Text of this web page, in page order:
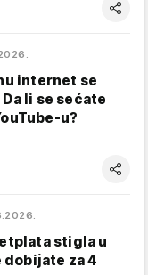
internet se
li se sećate
u?
stigla u
dobijate za 4